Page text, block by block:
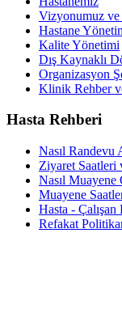
Vizyonumuz
Hastane
Kalite Yönetimi
Dış Kaynaklı
Organizasyon
Klinik Rehber
Hasta Rehberi
Nasıl Randevu
Ziyaret Saatleri
Nasıl Muayene
Muayene
Hasta -
Refakat